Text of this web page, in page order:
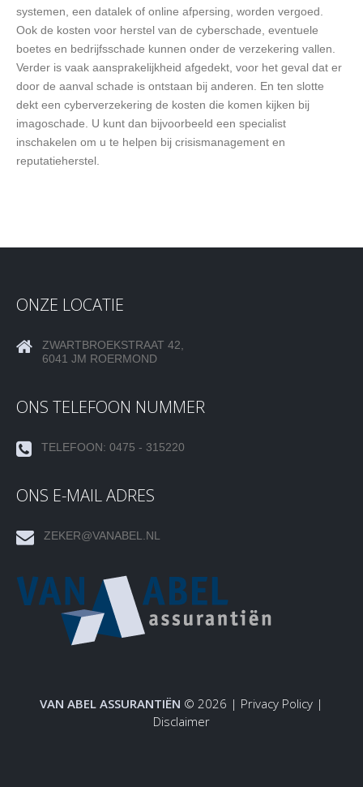
systemen, een datalek of online afpersing, worden vergoed.
Ook de kosten voor herstel van de cyberschade, eventuele
boetes en bedrijfsschade kunnen onder de verzekering vallen.
Verder is vaak aansprakelijkheid afgedekt, voor het geval dat er
door de aanval schade is ontstaan bij anderen. En ten slotte
dekt een cyberverzekering de kosten die komen kijken bij
imagoschade. U kunt dan bijvoorbeeld een specialist
inschakelen om u te helpen bij crisismanagement en
reputatieherstel.
ONZE LOCATIE
ZWARTBROEKSTRAAT 42,
6041 JM ROERMOND
ONS TELEFOON NUMMER
TELEFOON: 0475 - 315220
ONS E-MAIL ADRES
ZEKER@VANABEL.NL
VAN ABEL ASSURANTIËN © 2026 | Privacy Policy |
Disclaimer